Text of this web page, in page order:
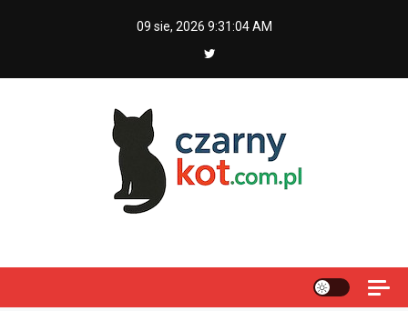
09 sie, 2026 9:31:05 AM